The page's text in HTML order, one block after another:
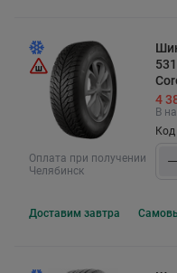
Оплата при получении
Челябинск
4
В
Код
Доставим завтра